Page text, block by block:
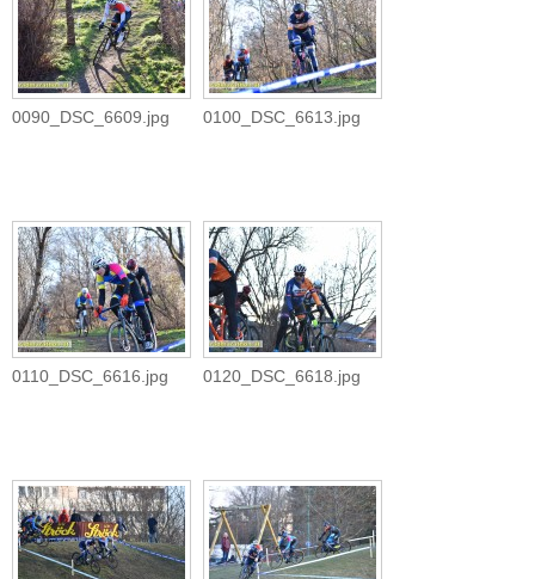
0090_DSC_6609.jpg 0100_DSC_6613.jpg
0110_DSC_6616.jpg 0120_DSC_6618.jpg